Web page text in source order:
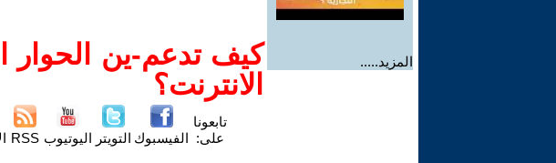
المزيد.....
كيف تدعم-ين الحوار
الانترنت؟
تابعونا
على: الفيسبوك التويتر اليوتيوب RSS